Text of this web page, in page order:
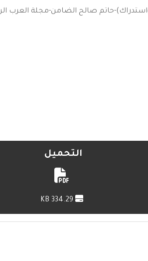
واستدراك)-حاتم صالح الضامن-مجلة العرب
التحميل